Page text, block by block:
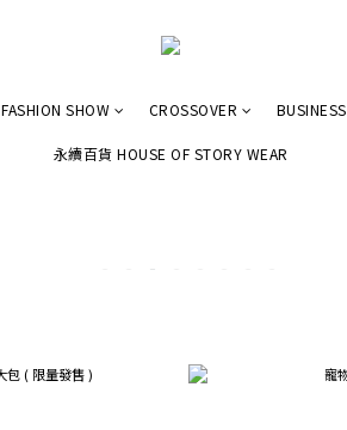
FASHION SHOW CROSSOVER BUSINESS
永續百貨 HOUSE OF STORY WEAR